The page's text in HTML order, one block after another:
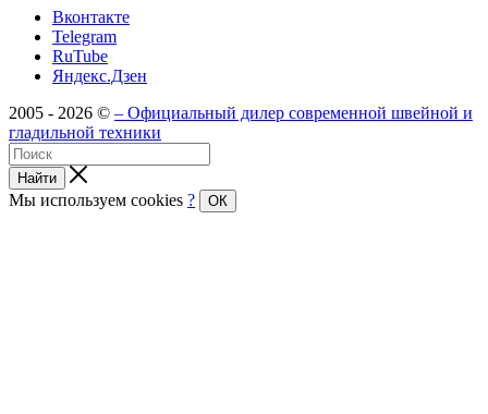
Вконтакте
Telegram
RuTube
Яндекс.Дзен
2005 - 2026 © – Официальный дилер современной швейной и
гладильной техники
Найти
Мы используем cookies ? ОК